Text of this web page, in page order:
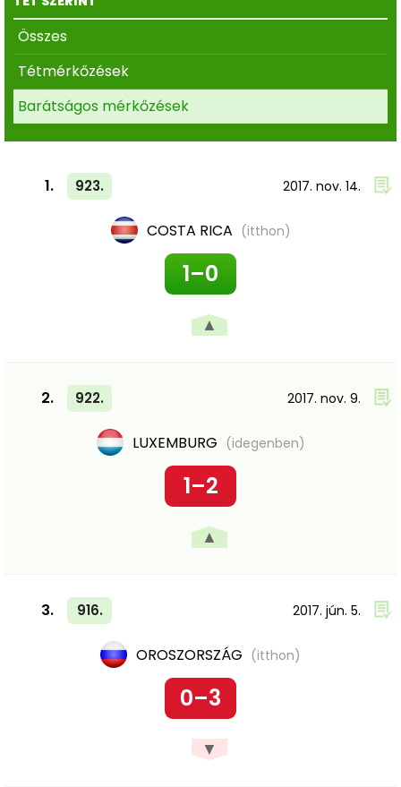
Összes
Tétmérkőzések
Barátságos mérkőzések
1. 923. 2017. nov. 14.
COSTA RICA (itthon)
1–0
▲
2. 922. 2017. nov. 9.
LUXEMBURG (idegenben)
1–2
▲
3. 916. 2017. jún. 5.
OROSZORSZÁG (itthon)
0–3
▼